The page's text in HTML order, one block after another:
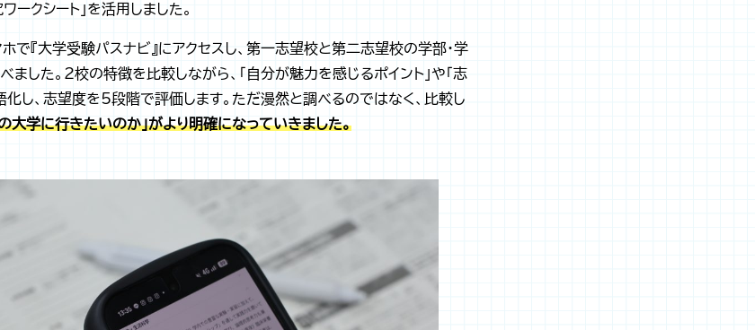
ークシート」を活用しました。
で『大学受験パスナビ』にアクセスし、第一志望校と第二志望校の学部・学
した。2校の特徴を比較しながら、「自分が魅力を感じるポイント」や「志
し、志望度を5段階で評価します。ただ漫然と調べるのではなく、比較し
大学に行きたいのか」がより明確になっていきました。